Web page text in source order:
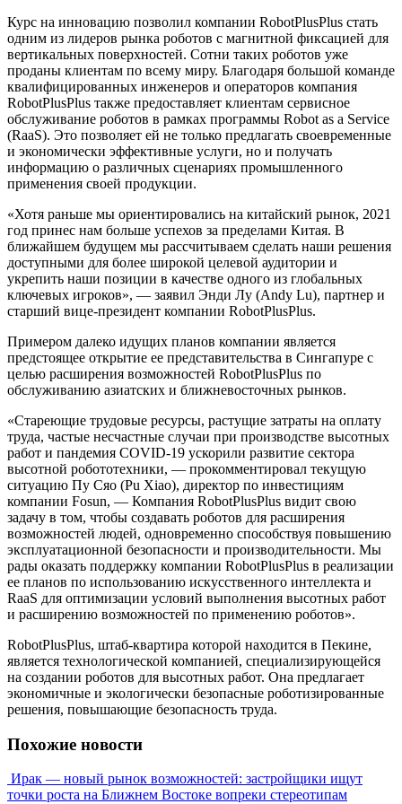
Курс на инновацию позволил компании RobotPlusPlus стать
одним из лидеров рынка роботов с магнитной фиксацией для
вертикальных поверхностей. Сотни таких роботов уже
проданы клиентам по всему миру. Благодаря большой команде
квалифицированных инженеров и операторов компания
RobotPlusPlus также предоставляет клиентам сервисное
обслуживание роботов в рамках программы Robot as a Service
(RaaS). Это позволяет ей не только предлагать своевременные
и экономически эффективные услуги, но и получать
информацию о различных сценариях промышленного
применения своей продукции.
«Хотя раньше мы ориентировались на китайский рынок, 2021
год принес нам больше успехов за пределами Китая. В
ближайшем будущем мы рассчитываем сделать наши решения
доступными для более широкой целевой аудитории и
укрепить наши позиции в качестве одного из глобальных
ключевых игроков», — заявил Энди Лу (Andy Lu), партнер и
старший вице-президент компании RobotPlusPlus.
Примером далеко идущих планов компании является
предстоящее открытие ее представительства в Сингапуре с
целью расширения возможностей RobotPlusPlus по
обслуживанию азиатских и ближневосточных рынков.
«Стареющие трудовые ресурсы, растущие затраты на оплату
труда, частые несчастные случаи при производстве высотных
работ и пандемия COVID-19 ускорили развитие сектора
высотной робототехники, — прокомментировал текущую
ситуацию Пу Сяо (Pu Xiao), директор по инвестициям
компании Fosun, — Компания RobotPlusPlus видит свою
задачу в том, чтобы создавать роботов для расширения
возможностей людей, одновременно способствуя повышению
эксплуатационной безопасности и производительности. Мы
рады оказать поддержку компании RobotPlusPlus в реализации
ее планов по использованию искусственного интеллекта и
RaaS для оптимизации условий выполнения высотных работ
и расширению возможностей по применению роботов».
RobotPlusPlus, штаб-квартира которой находится в Пекине,
является технологической компанией, специализирующейся
на создании роботов для высотных работ. Она предлагает
экономичные и экологически безопасные роботизированные
решения, повышающие безопасность труда.
Похожие новости
Ирак — новый рынок возможностей: застройщики ищут
точки роста на Ближнем Востоке вопреки стереотипам